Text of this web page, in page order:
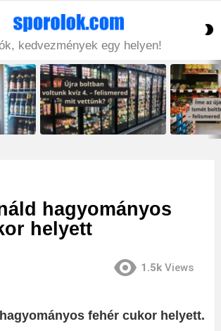
kedvezmények egy helyen!
hagyományos
helyett
1.5k Views
fehér cukor helyett.